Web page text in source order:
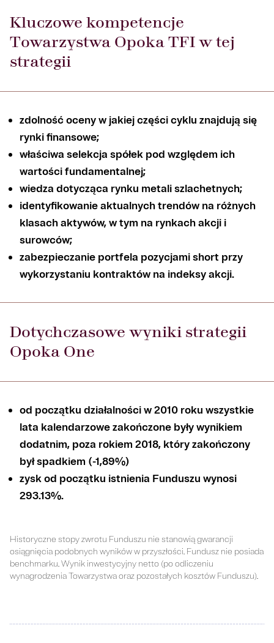
Kluczowe kompetencje
Towarzystwa Opoka TFI w tej
strategii
zdolność oceny w jakiej części cyklu znajdują się
rynki finansowe;
właściwa selekcja spółek pod względem ich
wartości fundamentalnej;
wiedza dotycząca rynku metali szlachetnych;
identyfikowanie aktualnych trendów na różnych
klasach aktywów, w tym na rynkach akcji i
surowców;
zabezpieczanie portfela pozycjami short przy
wykorzystaniu kontraktów na indeksy akcji.
Dotychczasowe wyniki strategii
Opoka One
od początku działalności w 2010 roku wszystkie
lata kalendarzowe zakończone były wynikiem
dodatnim, poza rokiem 2018, który zakończony
był spadkiem (-1,89%)
zysk od początku istnienia Funduszu wynosi
293.13%.
Historyczne stopy zwrotu Funduszu nie stanowią gwarancji
osiągnięcia podobnych wyników w przyszłości. Fundusz nie posiada
benchmarku. Wynik inwestycyjny netto (po odliczeniu
wynagrodzenia Towarzystwa oraz pozostałych kosztów Funduszu).